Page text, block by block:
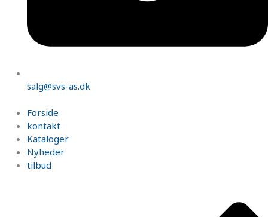
salg@svs-as.dk
Forside
kontakt
Kataloger
Nyheder
tilbud